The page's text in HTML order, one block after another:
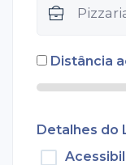
Distância
Detalhes do